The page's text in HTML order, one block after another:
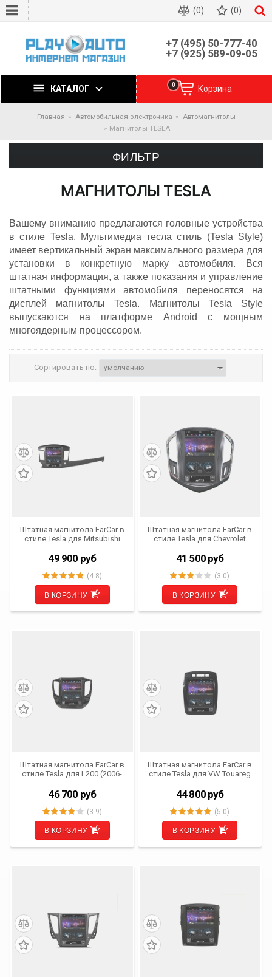
(0) (0)
+7 (495) 50-777-40
+7 (925) 589-09-05
КАТАЛОГ Корзина
0
Главная Автомобильная электроника
Автомагнитолы
Магнитолы TESLA
ФИЛЬТР
МАГНИТОЛЫ TESLA
Вашему вниманию предлагаются головные устройства
в стиле Tesla. Мультимедиа тесла стиль (Tesla Style)
имеет вертикальный экран максимального размера для
установки в конкретную марку автомобиля. Вся
штатная информация, а также показания и управление
штатными функциями автомобиля переносятся на
дисплей магнитолы Tesla. Магнитолы Tesla Style
выпускаются на платформе Android с мощным
многоядерным процессором.
Сортировать по:
Штатная магнитола FarCar в
стиле Tesla для Mitsubishi
49 900 руб
(4.8)
В КОРЗИНУ
Штатная магнитола FarCar в
стиле Tesla для Chevrolet
41 500 руб
(3.0)
В КОРЗИНУ
Штатная магнитола FarCar в
стиле Tesla для L200 (2006-
(2009- 2014) (ZF094-L DSP)
46 700 руб
(3.9)
В КОРЗИНУ
Штатная магнитола FarCar в
стиле Tesla для VW Touareg
44 800 руб
(5.0)
В КОРЗИНУ